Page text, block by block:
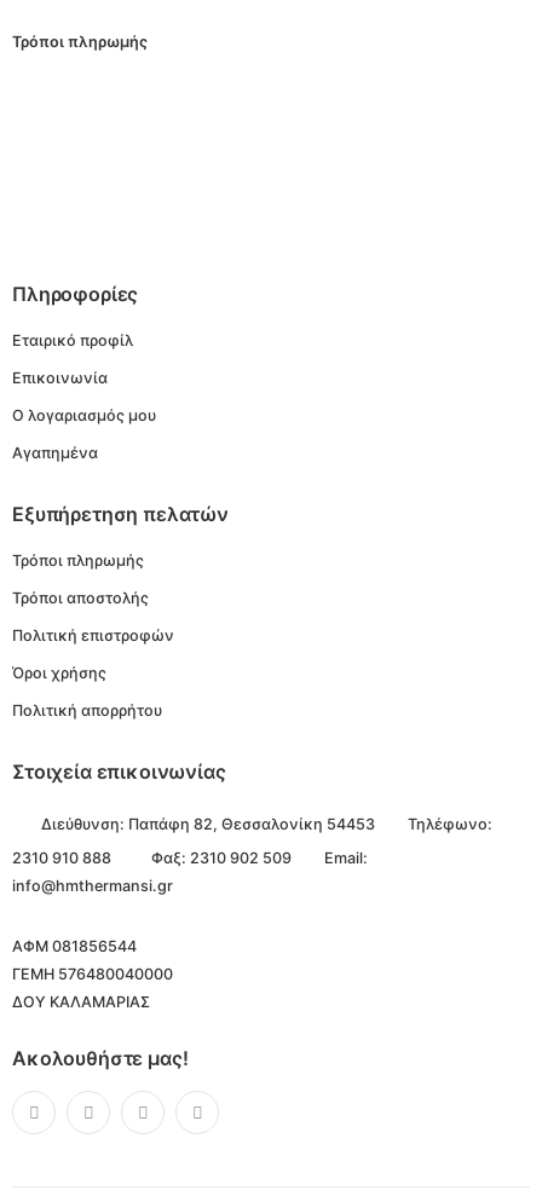
Τρόποι πληρωμής
Πληροφορίες
Εταιρικό προφίλ
Επικοινωνία
Ο λογαριασμός μου
Αγαπημένα
Εξυπήρετηση πελατών
Τρόποι πληρωμής
Τρόποι αποστολής
Πολιτική επιστροφών
Όροι χρήσης
Πολιτική απορρήτου
Στοιχεία επικοινωνίας
Διεύθυνση: Παπάφη 82, Θεσσαλονίκη 54453
Τηλέφωνο:
2310 910 888
Φαξ: 2310 902 509
Email:
info@hmthermansi.gr
ΑΦΜ 081856544
ΓΕΜΗ 576480040000
ΔΟΥ ΚΑΛΑΜΑΡΙΑΣ
Ακολουθήστε μας!